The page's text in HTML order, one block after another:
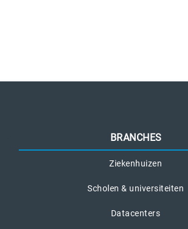
BRANCHES
Ziekenhuizen
Scholen & universiteiten
Datacenters